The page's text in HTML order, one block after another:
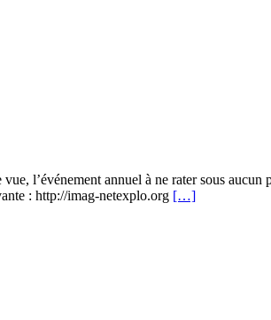
l’événement annuel à ne rater sous
: http://imag-netexplo.org […]